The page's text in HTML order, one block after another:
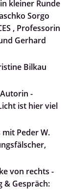
kleiner Runde
Sorgo
, Professorin
Gerhard
Bilkau
-
ist hier viel
Peder W.
von rechts -
& Gespräch: